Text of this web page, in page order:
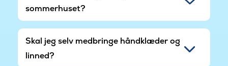
sommerhuset?
Skal jeg selv medbringe håndklæder og
linned?